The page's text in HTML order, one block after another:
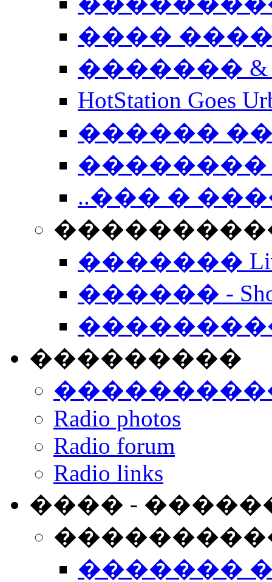
����
�������
HotStation
������
��������
..��� �
����������
�������
������ -
���������
Radio photos
Radio forum
Radio links
���� -
�������